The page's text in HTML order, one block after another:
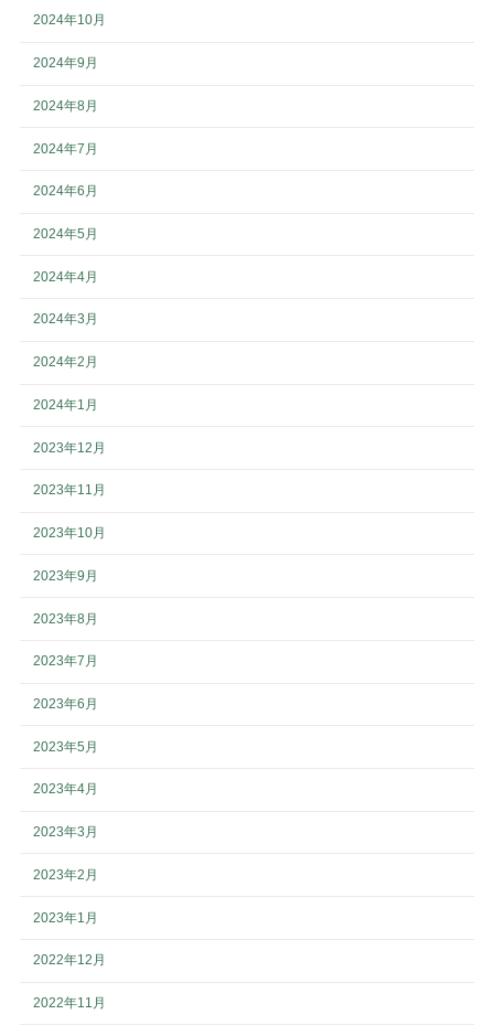
2024年10月
2024年9月
2024年8月
2024年7月
2024年6月
2024年5月
2024年4月
2024年3月
2024年2月
2024年1月
2023年12月
2023年11月
2023年10月
2023年9月
2023年8月
2023年7月
2023年6月
2023年5月
2023年4月
2023年3月
2023年2月
2023年1月
2022年12月
2022年11月